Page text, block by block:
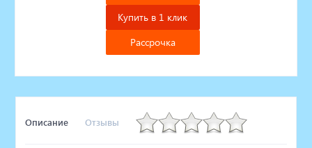
Купить в 1 клик
Рассрочка
Описание Отзывы